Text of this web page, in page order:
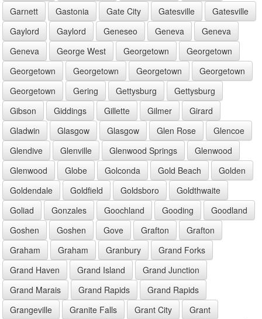
Garnett
Gastonia Gate City Gatesville
Gatesville
Gaylord
Gaylord Geneseo Geneva
Geneva
Geneva
George West Georgetown
Georgetown
Georgetown
Georgetown Georgetown
Georgetown
Georgetown
Gering Gettysburg
Gettysburg
Gibson
Giddings Gillette Gilmer
Girard
Gladwin
Glasgow Glasgow Glen Rose
Glencoe
Glendive
Glenville Glenwood Springs
Glenwood
Glenwood
Globe Golconda Gold Beach
Golden
Goldendale
Goldfield Goldsboro
Goldthwaite
Goliad
Gonzales Goochland Gooding
Goodland
Goshen
Goshen Gove Grafton
Grafton
Graham
Graham Granbury
Grand Forks
Grand Haven
Grand Island
Grand Junction
Grand Marais
Grand Rapids
Grand Rapids
Grangeville
Granite Falls Grant City
Grant